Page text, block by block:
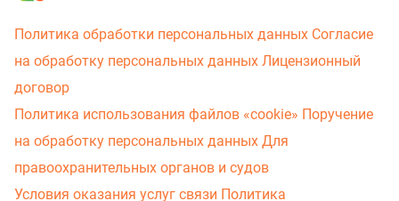
Политика обработки персональных данных Согласие
на обработку персональных данных Лицензионный
договор
Политика использования файлов «cookie» Поручение
на обработку персональных данных Для
правоохранительных органов и судов
Условия оказания услуг связи Политика